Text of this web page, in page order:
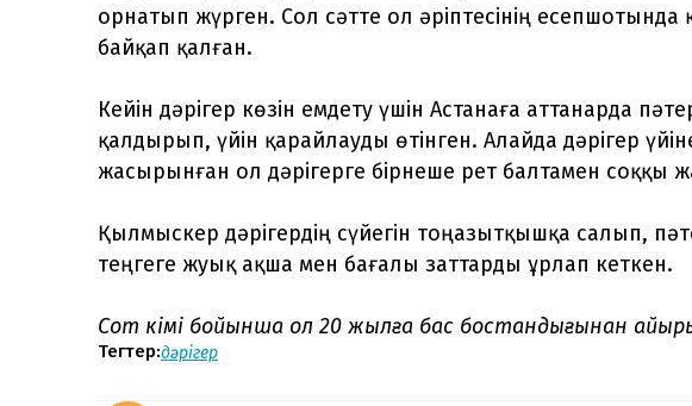
орнатып жүрген. Сол сәтте ол әріптесінің
байқап қалған.
Кейін дәрігер көзін емдету үшін Астанаға аттанарда
қалдырып, үйін қарайлауды өтінген. Алайда дәрігер
жасырынған ол дәрігерге бірнеше рет балтамен соққы
Қылмыскер дәрігердің сүйегін тоңазытқышқа салып,
теңгеге жуық ақша мен бағалы заттарды ұрлап кеткен.
Сот үкімі бойынша ол 20 жылға бас бостандығынан
Тегтер:дәрігер